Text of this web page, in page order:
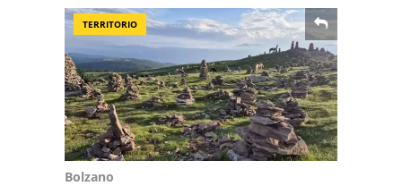
TERRITORIO
Bolzano